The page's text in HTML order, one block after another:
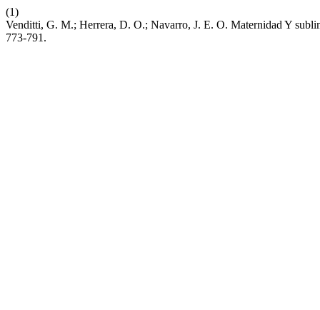
(1)
Venditti, G. M.; Herrera, D. O.; Navarro, J. E. O. Maternidad Y
773-791.